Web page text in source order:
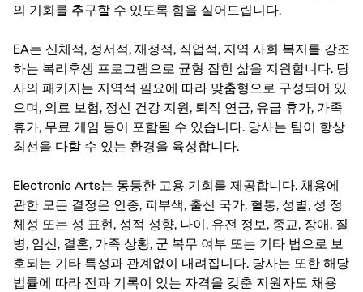
의 기회를 추구할 수 있도록 힘을 실어드립니다.
EA는 신체적, 정서적, 재정적, 직업적, 지역 사회 복지를 강조
하는 복리후생 프로그램으로 균형 잡힌 삶을 지원합니다. 당
사의 패키지는 지역적 필요에 따라 맞춤형으로 구성되어 있
으며, 의료 보험, 정신 건강 지원, 퇴직 연금, 유급 휴가, 가족
휴가, 무료 게임 등이 포함될 수 있습니다. 당사는 팀이 항상
최선을 다할 수 있는 환경을 육성합니다.
Electronic Arts는 동등한 고용 기회를 제공합니다. 채용에
관한 모든 결정은 인종, 피부색, 출신 국가, 혈통, 성별, 성 정
체성 또는 성 표현, 성적 성향, 나이, 유전 정보, 종교, 장애, 질
병, 임신, 결혼, 가족 상황, 군 복무 여부 또는 기타 법으로 보
호되는 기타 특성과 관계없이 내려집니다. 당사는 또한 해당
법률에 따라 전과 기록이 있는 자격을 갖춘 지원자도 채용